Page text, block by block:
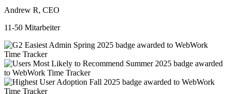
Andrew R, CEO
11-50 Mitarbeiter